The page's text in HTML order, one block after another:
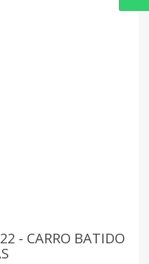
- CARRO BATIDO